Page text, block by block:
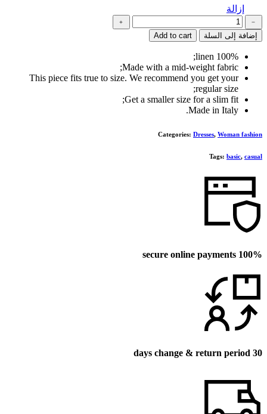
إزالة
كمية
Long
dress
﹣
﹢
إضافة إلى السلة
Add to cart
100% linen;
Made with a mid-weight fabric;
This piece fits true to size. We recommend you get your
regular size;
Get a smaller size for a slim fit;
Made in Italy.
Categories: Dresses, Woman fashion
Tags: basic, casual
100% secure online payments
30 days change & return period